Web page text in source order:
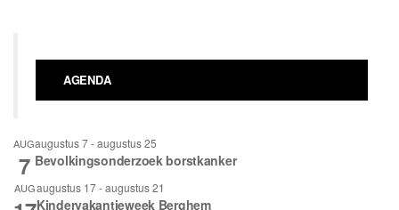
AGENDA
AUG
7
augustus 7-augustus 25
Bevolkingsonderzoek borstkanker
AUGaugustus 17-augustus 21
Kindervakantieweek Berghem